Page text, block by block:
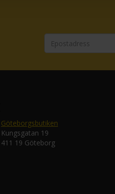
Göteborgsbutiken
Kungsgatan 19
411 19 Göteborg